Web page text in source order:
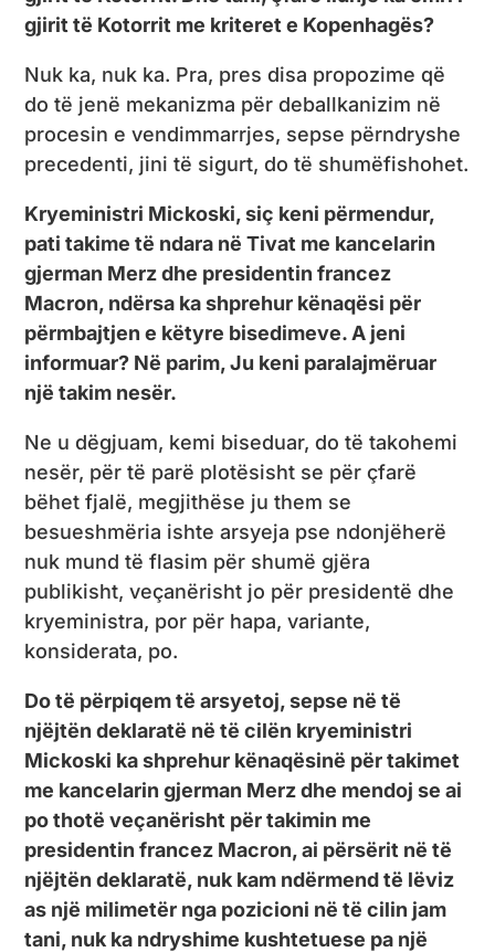
gjirit të Kotorrit me kriteret e Kopenhagës?
Nuk ka, nuk ka. Pra, pres disa propozime që
do të jenë mekanizma për deballkanizim në
procesin e vendimmarrjes, sepse përndryshe
precedenti, jini të sigurt, do të shumëfishohet.
Kryeministri Mickoski, siç keni përmendur,
pati takime të ndara në Tivat me kancelarin
gjerman Merz dhe presidentin francez
Macron, ndërsa ka shprehur kënaqësi për
përmbajtjen e këtyre bisedimeve. A jeni
informuar? Në parim, Ju keni paralajmëruar
një takim nesër.
Ne u dëgjuam, kemi biseduar, do të takohemi
nesër, për të parë plotësisht se për çfarë
bëhet fjalë, megjithëse ju them se
besueshmëria ishte arsyeja pse ndonjëherë
nuk mund të flasim për shumë gjëra
publikisht, veçanërisht jo për presidentë dhe
kryeministra, por për hapa, variante,
konsiderata, po.
Do të përpiqem të arsyetoj, sepse në të
njëjtën deklaratë në të cilën kryeministri
Mickoski ka shprehur kënaqësinë për takimet
me kancelarin gjerman Merz dhe mendoj se ai
po thotë veçanërisht për takimin me
presidentin francez Macron, ai përsërit në të
njëjtën deklaratë, nuk kam ndërmend të lëviz
as një milimetër nga pozicioni në të cilin jam
tani, nuk ka ndryshime kushtetuese pa një